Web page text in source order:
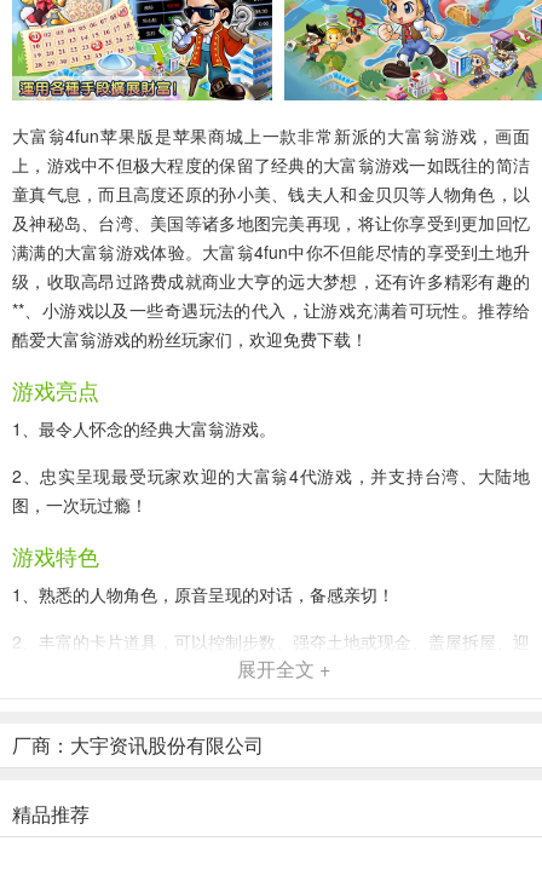
大富翁4fun苹果版是苹果商城上一款非常新派的大富翁游戏，画面
上，游戏中不但极大程度的保留了经典的大富翁游戏一如既往的简洁
童真气息，而且高度还原的孙小美、钱夫人和金贝贝等人物角色，以
及神秘岛、台湾、美国等诸多地图完美再现，将让你享受到更加回忆
满满的大富翁游戏体验。大富翁4fun中你不但能尽情的享受到土地升
级，收取高昂过路费成就商业大亨的远大梦想，还有许多精彩有趣的
**、小游戏以及一些奇遇玩法的代入，让游戏充满着可玩性。推荐给
酷爱大富翁游戏的粉丝玩家们，欢迎免费下载！
游戏亮点
1、最令人怀念的经典大富翁游戏。
2、忠实呈现最受玩家欢迎的大富翁4代游戏，并支持台湾、大陆地
图，一次玩过瘾！
游戏特色
1、熟悉的人物角色，原音呈现的对话，备感亲切！
2、丰富的卡片道具，可以控制步数、强夺土地或现金、盖屋拆屋、迎
神送神、陷害对手....让游戏千变万化！
神穷神避免诸事不顺的命运！
5、内建小游戏: 接金币、射神明、猜兔子,玩游戏赚点数，再以点数购
展开全文 +
厂商：大宇资讯股份有限公司
精品推荐